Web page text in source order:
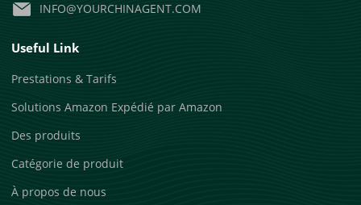
INFO@YOURCHINAGENT.COM
Useful Link
Prestations & Tarifs
Solutions Amazon Expédié par Amazon
Des produits
Catégorie de produit
À propos de nous